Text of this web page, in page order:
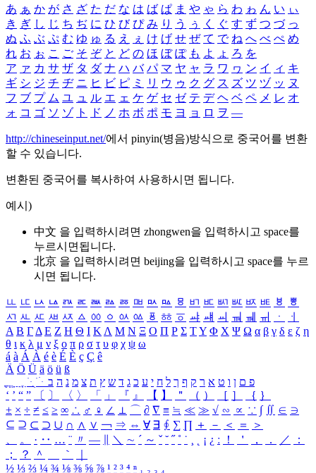
あ ぁ か が さ ざ た だ な は ば ぱ ま や ゃ ら わ ゎ ん い ぃ
き ぎ し じ ち ぢ に ひ び ぴ み り う ぅ く ぐ す ず つ づ っ
ぬ ふ ぶ ぷ む ゆ ゅ る え ぇ け げ せ ぜ て で ね へ べ ぺ め
れ お ぉ こ ご そ ぞ と ど の ほ ぼ ぽ も よ ょ ろ を
ア ァ カ サ ザ タ ダ ナ ハ バ パ マ ヤ ャ ラ ワ ヮ ン イ ィ キ
ギ シ ジ チ ヂ ニ ヒ ビ ピ ミ リ ウ ゥ ク グ ス ズ ツ ヅ ッ ヌ
フ ブ プ ム ユ ュ ル エ ェ ケ ゲ セ ゼ テ デ ヘ ベ ペ メ レ オ
ォ コ ゴ ソ ゾ ト ド ノ ホ ボ ポ モ ヨ ョ ロ ヲ ―
http://chineseinput.net/에서 pinyin(병음)방식으로 중국어를 변환
할 수 있습니다.
변환된 중국어를 복사하여 사용하시면 됩니다.
예시)
中文 을 입력하시려면 zhongwen을 입력하시고 space를
누르시면됩니다.
北京 을 입력하시려면 beijing을 입력하시고 space를 누르
시면 됩니다.
ㅥ ㅦ ㅧ ㅨ ㅩ ㅪ ㅫ ㅬ ㅭ ㅮ ㅯ ㅰ ㅱ ㅲ ㅳ ㅴ ㅵ ㅶ ㅷ ㅸ
ㅹ
ㅺ ㅻ ㅼ ㅽ ㅾ ㅿ ㆀ ㆁ ㆂ ㆃ ㆄ ㆅ ㆆ ㆇ ㆈ ㆉ ㆊ ㆋ ㆌ ㆍ
ㆎ
Α Β ΓΔ Ε Ζ Η Θ Ι ΚΛ Μ Ν Ξ Ο Π Ρ Σ ΤΥ Φ Χ Ψ Ω α β γ δ ε ζ η
θ ι κ λ μ ν ξ ο π ρ σ τ υ φ χ ψ ω
á à Á À é è É È ç Ç ê
Ä Ö Ü ä ö ü ß
ִֶֹ ֻּ ׁׂ פ ם ן ו ט א ר ק ף ך ל ח י ע כ ג ד ש ץ ת צ מ נ ה ב
‘ ’ “ ” 〔 〕 〈 〉 「 」 『 』 【 】 ＂ （ ） ［ ］ ｛ ｝
± × ÷ ≠ ≤ ≥ ∞ ∴ ♂ ♀ ∠ ⊥ ⌒ ∂ ∇ ≡ ≒ ≪ ≫ √ ∽ ∝ ∵ ∫ ∬ ∈ ∋
⊆ ⊇ ⊂ ⊃ ∪ ∩ ∧ ∨ ￢ ⇒ ⇔ ∀ ∃ ∮ ∑ ∏ ＋ － ＜ ＝
＞
、
。 · ‥ … ¨ 〃 ― ＼ ∼ ´ ～ ˇ ˘ ˝ ˚ ˙ ¸ ¡ ¿ ː ！ ＇ ， ． ／
：
；
？ ＾ ｀
½ ⅓ ⅔ ¼ ¾ ⅛ ⅜ ⅝ ⅞ ¹ ² ³ ⁴ ⁿ ₁ ₂ ₃ ₄